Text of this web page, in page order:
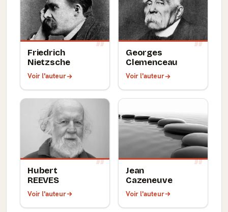
Friedrich
Nietzsche
Voir l'auteur
Georges
Clemenceau
Voir l'auteur
Hubert
REEVES
Voir l'auteur
Jean
Cazeneuve
Voir l'auteur